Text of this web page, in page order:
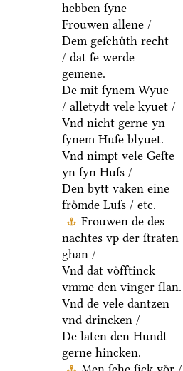
hebben ſyne
Frouwen allene /
Dem geſchuͤth recht
/ dat ſe werde
gemene.
De mit ſynem Wyue
/ alletydt vele kyuet /
Vnd nicht gerne yn
ſynem Huſe blyuet.
Vnd nimpt vele Geſte
yn ſyn Huſs /
Den bytt vaken eine
froͤmde Luſs / etc.
Frouwen de des
nachtes vp der ſtraten
ghan /
Vnd dat voͤfftinck
vmme den vinger ſlan.
Vnd de vele dantzen
vnd drincken /
De laten den Hundt
gerne hincken.